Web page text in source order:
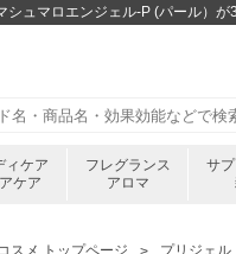
ュマロエンジェル-P (パール）
ィケア
ケア
フレグランス
アロマ
サ
スメ トップページ プリジェル